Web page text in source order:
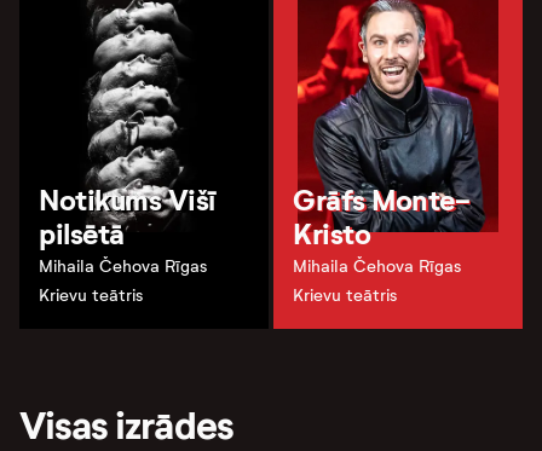
Notikums Višī
pilsētā
Mihaila Čehova Rīgas
Krievu teātris
Grāfs Monte-
Kristo
Mihaila Čehova Rīgas
Krievu teātris
Visas izrādes